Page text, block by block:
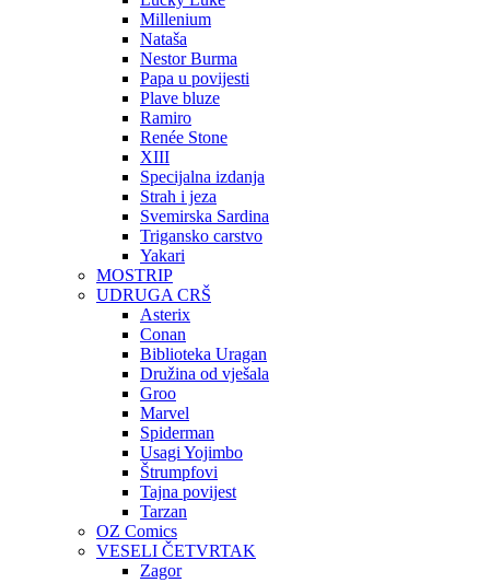
Millenium
Nataša
Nestor Burma
Papa u povijesti
Plave bluze
Ramiro
Renée Stone
XIII
Specijalna izdanja
Strah i jeza
Svemirska Sardina
Trigansko carstvo
Yakari
MOSTRIP
UDRUGA CRŠ
Asterix
Conan
Biblioteka Uragan
Družina od vješala
Groo
Marvel
Spiderman
Usagi Yojimbo
Štrumpfovi
Tajna povijest
Tarzan
OZ Comics
VESELI ČETVRTAK
Zagor